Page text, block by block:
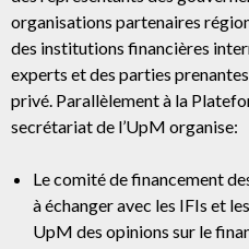
organisations partenaires
des institutions financières
experts et des parties
privé. Parallèlement à la
secrétariat de l’UpM organise:
Le comité de financement
à échanger avec les IFIs et
UpM des opinions sur le